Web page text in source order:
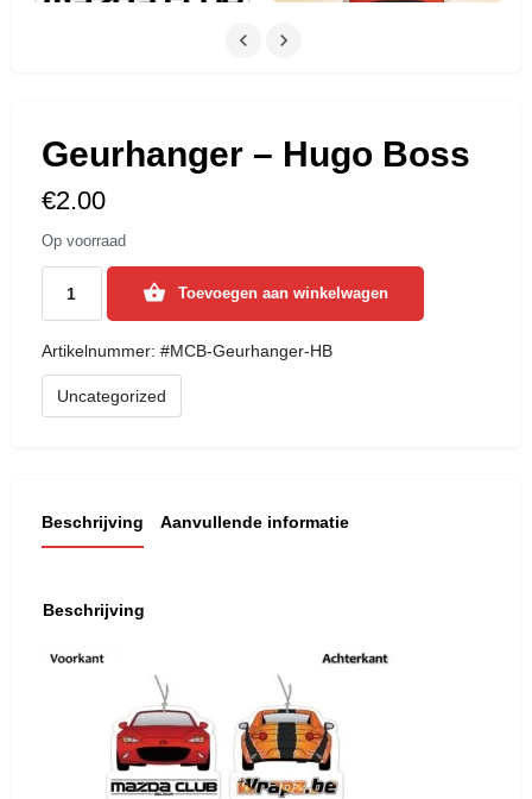
Geurhanger – Hugo Boss
€2.00
Op voorraad
Toevoegen aan winkelwagen
Artikelnummer: #MCB-Geurhanger-HB
Uncategorized
Beschrijving Aanvullende informatie
Beschrijving